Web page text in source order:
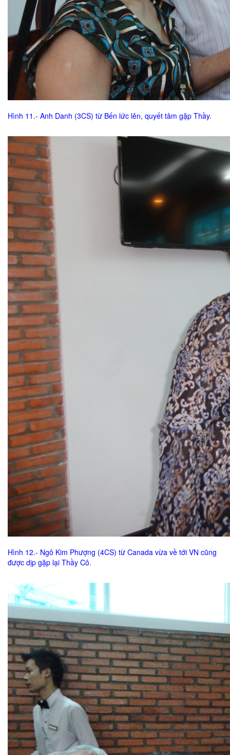
Hình 11.- Anh Danh (3CS) từ Bến lức lên, quyết tâm gặp Thầy.
Hình 12.- Ngô Kim Phượng (4CS) từ Canada vừa về tới VN cũng
được dịp gặp lại Thầy Cô.